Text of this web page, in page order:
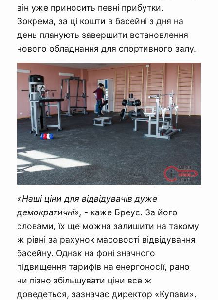
він уже приносить певні прибутки.
Зокрема, за ці кошти в басейні з дня на
день планують завершити встановлення
нового обладнання для спортивного залу.
«Наші ціни для відвідувачів дуже
демократичні», - каже Бреус. За його
словами, їх ще можна залишити на такому
ж рівні за рахунок масовості відвідування
басейну. Однак на фоні значного
підвищення тарифів на енергоносії, рано
чи пізно збільшувати ціни все ж
доведеться, зазначає директор «Купави».